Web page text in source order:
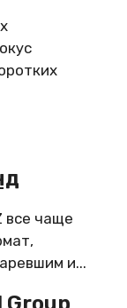
все чаще
и...